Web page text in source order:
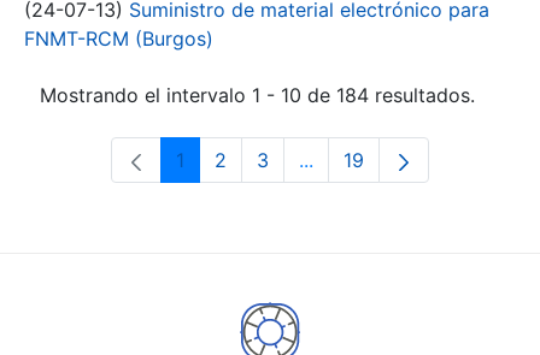
(24-07-13) Suministro de material electrónico para
FNMT-RCM (Burgos)
Mostrando el intervalo 1 - 10 de 184 resultados.
Página
1 Página
2 Página
3 ...Páginas intermedias Use
Página
19